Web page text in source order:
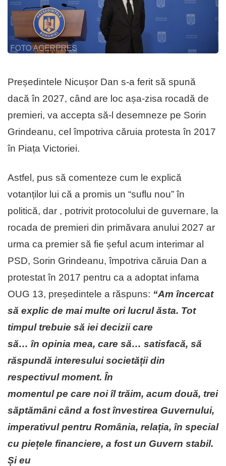
Președintele Nicușor Dan s-a ferit să spună
dacă în 2027, când are loc așa-zisa rocadă de
premieri, va accepta să-l desemneze pe Sorin
Grindeanu, cel împotriva căruia protesta în 2017
în Piața Victoriei.
Astfel, pus să comenteze cum le explică
votanților lui că a promis un “suflu nou” în
politică, dar , potrivit protocolului de guvernare, la
rocada de premieri din primăvara anului 2027 ar
urma ca premier să fie șeful acum interimar al
PSD, Sorin Grindeanu, împotriva căruia Dan a
protestat în 2017 pentru ca a adoptat infama
OUG 13, președintele a răspuns: “Am încercat
să explic de mai multe ori lucrul ăsta. Tot
timpul trebuie să iei decizii care
să… în opinia mea, care să… satisfacă, să
răspundă interesului societății din
respectivul moment. În
momentul pe care noi îl trăim, acum două, trei
săptămâni când a fost învestirea Guvernului,
imperativul pentru România, relația, în special
cu piețele financiere, a fost un Guvern stabil.
Și eu